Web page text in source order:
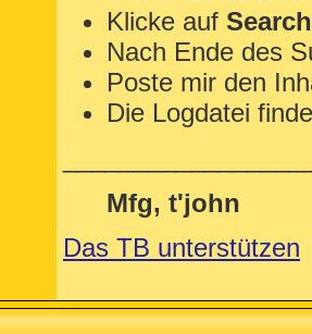
OTL by OldTimer - Version 3.2.56.0
Files\Folders moved on Reboot...
PendingFileRenameOperations files...
Registry entries deleted on
Klicke auf Search
Nach Ende des
Poste mir den
Die Logdatei
Mfg, t'john
Das TB unterstützen